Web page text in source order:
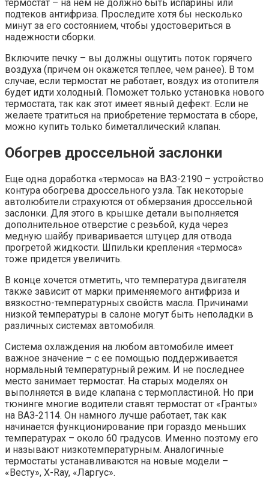
термостат – на нем не должно быть испарины или
подтеков антифриза. Проследите хотя бы несколько
минут за его состоянием, чтобы удостовериться в
надежности сборки.
Включите печку – вы должны ощутить поток горячего
воздуха (причем он окажется теплее, чем ранее). В том
случае, если термостат не работает, воздух из отопителя
будет идти холодный. Поможет только установка нового
термостата, так как этот имеет явный дефект. Если не
желаете тратиться на приобретение термостата в сборе,
можно купить только биметаллический клапан.
Обогрев дроссельной заслонки
Еще одна доработка «термоса» на ВАЗ-2190 – устройство
контура обогрева дроссельного узла. Так некоторые
автолюбители страхуются от обмерзания дроссельной
заслонки. Для этого в крышке детали выполняется
дополнительное отверстие с резьбой, куда через
медную шайбу приваривается штуцер для отвода
прогретой жидкости. Шпильки крепления «термоса»
тоже придется увеличить.
В конце хочется отметить, что температура двигателя
также зависит от марки применяемого антифриза и
вязкостно-температурных свойств масла. Причинами
низкой температуры в салоне могут быть неполадки в
различных системах автомобиля.
Система охлаждения на любом автомобиле имеет
важное значение – с ее помощью поддерживается
нормальный температурный режим. И не последнее
место занимает термостат. На старых моделях он
выполняется в виде клапана с термопластиной. Но при
тюнинге многие водители ставят термостат от «Гранты»
на ВАЗ-2114. Он намного лучше работает, так как
начинается функционирование при гораздо меньших
температурах – около 60 градусов. Именно поэтому его
и называют низкотемпературным. Аналогичные
термостаты устанавливаются на новые модели –
«Весту», X-Ray, «Ларгус».